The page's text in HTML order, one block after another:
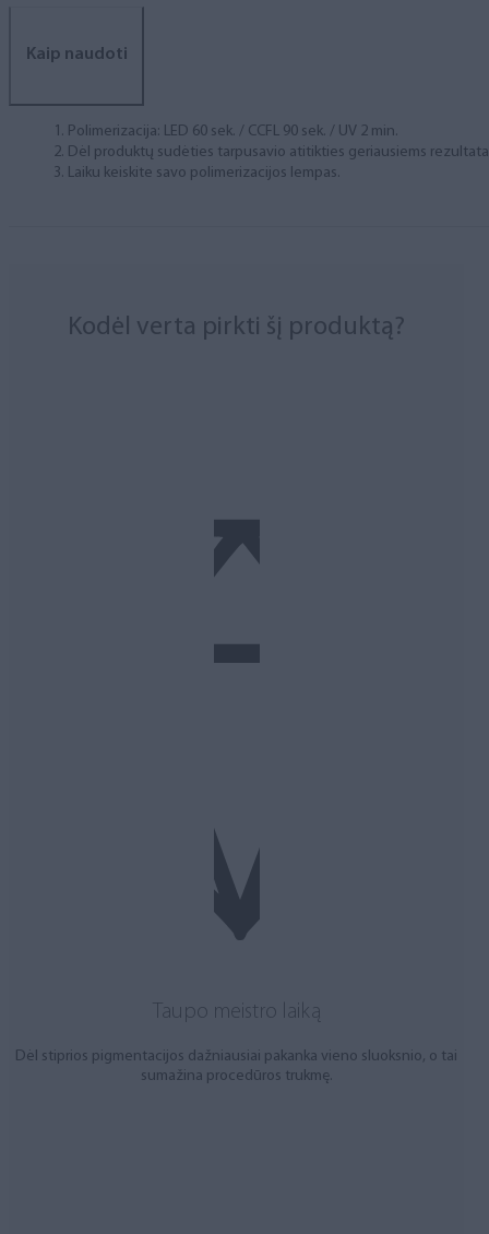
Kaip naudoti
Polimerizacija: LED 60 sek. / CCFL 90 sek. / UV 2 min.
Dėl produktų sudėties tarpusavio atitikties geriausiems
Laiku keiskite savo polimerizacijos lempas.
Kodėl verta pirkti šį produktą?
Taupo meistro laiką
Dėl stiprios pigmentacijos dažniausiai pakanka vieno sluoksnio, o tai
sumažina procedūros trukmę.